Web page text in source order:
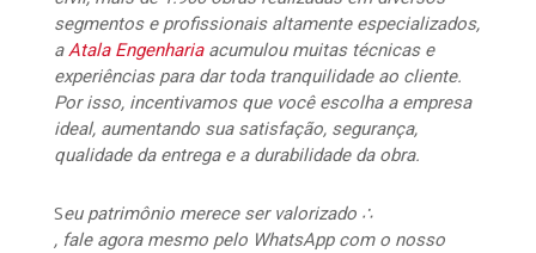
segmentos e profissionais altamente especializados,
aAtala Engenhariaacumulou muitas técnicas e
experiências para dar toda tranquilidade ao cliente.
Por isso, incentivamos que você escolha a empresa
ideal, aumentando sua satisfação, segurança,
qualidade da entrega e a durabilidade da obra.
Seu patrimônio merece ser valorizado ∴
, fale agora mesmo pelo WhatsApp com o nosso